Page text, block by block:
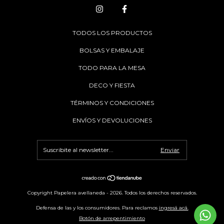
TODOS LOS PRODUCTOS
BOLSAS Y EMBALAJE
TODO PARA LA MESA
DECO Y FIESTA
TÉRMINOS Y CONDICIONES
ENVÍOS Y DEVOLUCIONES
Copyright Papelera avellaneda - 2026. Todos los derechos reservados.
Defensa de las y los consumidores. Para reclamos ingresá acá.
Botón de arrepentimiento